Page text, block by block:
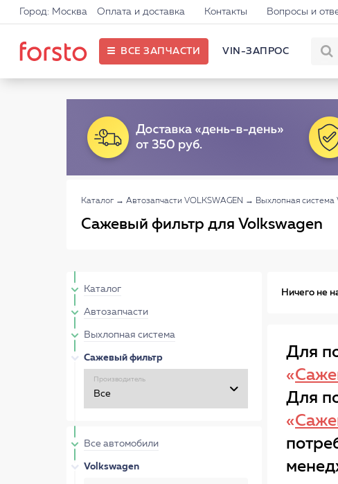
Город: Москва Оплата и доставка Контакты Вопросы и
ВСЕ ЗАПЧАСТИ VIN-ЗАПРОС
Каталог → Автозапчасти VOLKSWAGEN → Выхлопная система
Сажевый фильтр для Volkswagen
Каталог
Автозапчасти
Выхлопная система
Сажевый фильтр
Производитель
Все автомобили
Volkswagen
Ничего не
Для
«
Для
«